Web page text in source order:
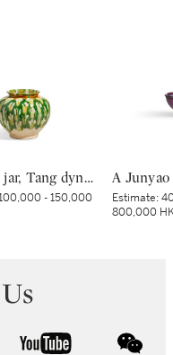
A sancai jar, Tang dynasty | 唐 三彩罐
- 150,000
Estimate:
800,000
youtube